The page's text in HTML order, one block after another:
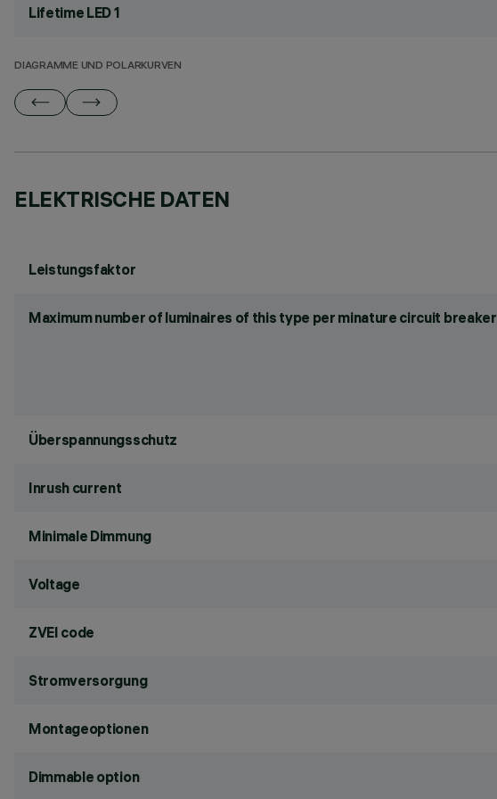
Lifetime LED 1
DIAGRAMME UND POLARKURVEN
ELEKTRISCHE DATEN
Leistungsfaktor
Maximum number of luminaires of this type per minature circuit breaker
Überspannungsschutz
Inrush current
Minimale Dimmung
Voltage
ZVEI code
Stromversorgung
Montageoptionen
Dimmable option